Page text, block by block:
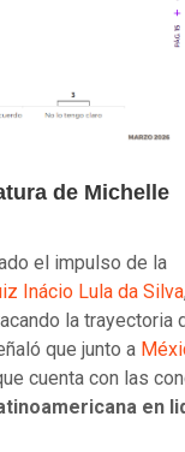
de Michelle
el impulso de la
Inácio Lula da Silva,
la trayectoria
que junto a
cuenta con las
en